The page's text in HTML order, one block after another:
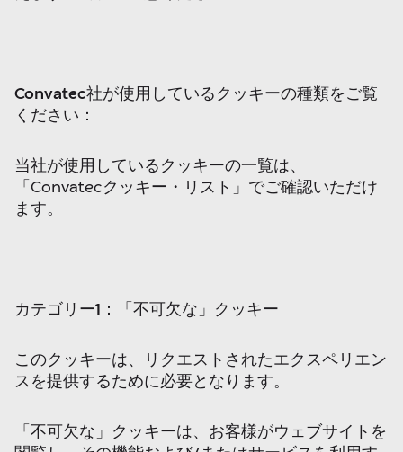
Convatec社が使用しているクッキーの種類をご覧
ください：
当社が使用しているクッキーの一覧は、
「Convatecクッキー・リスト」でご確認いただけ
ます。
カテゴリー1 ：「不可欠な」クッキー
このクッキーは、リクエストされたエクスペリエン
スを提供するために必要となります。
「不可欠な」クッキーは、お客様がウェブサイトを